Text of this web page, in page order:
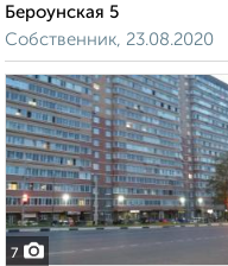
Бероунская 5
Собственник, 23.08.2020
7